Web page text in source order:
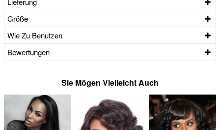
Größe
Wie Zu Benutzen
Bewertungen
Sie Mögen Vielleicht Auch